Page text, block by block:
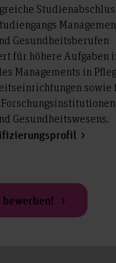
Gesundheitsberufen
für höhere Aufgaben
Managements in
sowie
Gesundheitswesens.
bewerben!